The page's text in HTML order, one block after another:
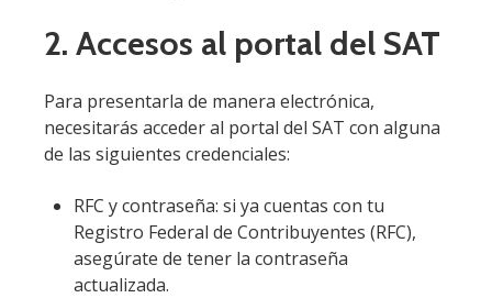
2. Accesos al portal del SAT
Para presentarla de manera electrónica,
necesitarás acceder al portal del SAT con alguna
de las siguientes credenciales:
RFC y contraseña: si ya cuentas con tu
Registro Federal de Contribuyentes (RFC),
asegúrate de tener la contraseña
actualizada.